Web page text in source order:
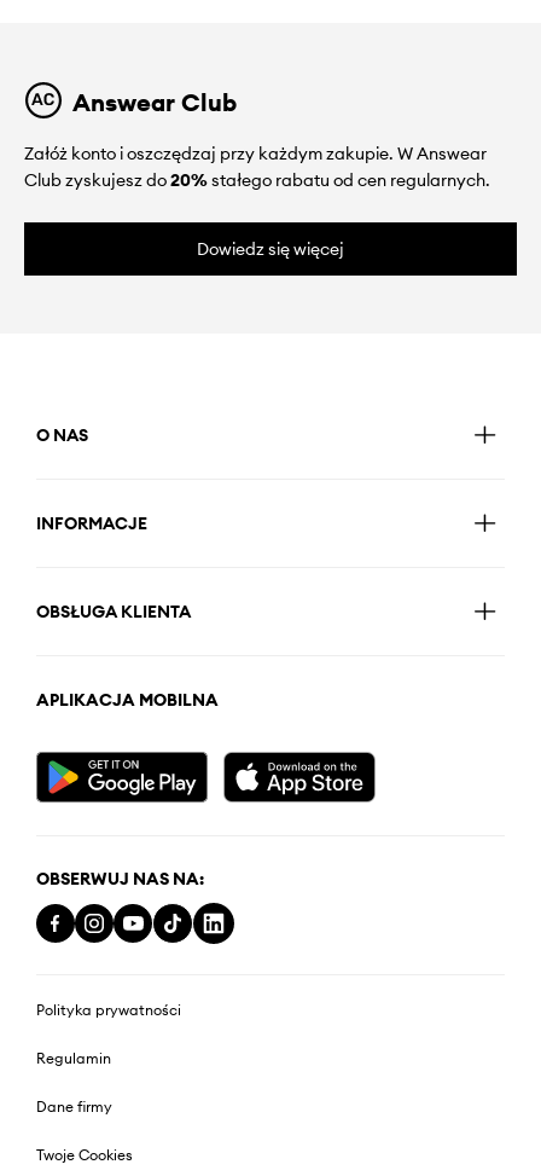
Answear Club
Załóż konto i oszczędzaj przy każdym zakupie. W Answear
Club zyskujesz do20%stałego rabatu od cen regularnych.
Dowiedz się więcej
O NAS
INFORMACJE
OBSŁUGA KLIENTA
APLIKACJA MOBILNA
OBSERWUJ NAS NA:
Polityka prywatności
Regulamin
Dane firmy
Twoje Cookies